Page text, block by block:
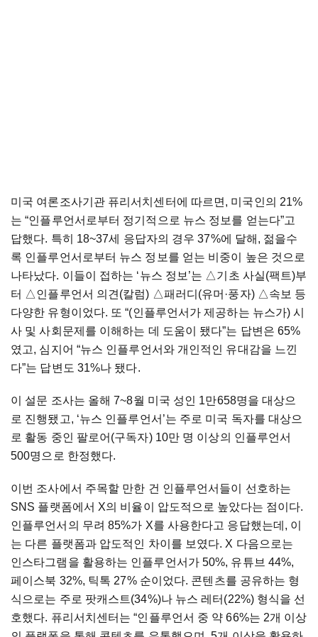
미국 여론조사기관 퓨리서치센터에 따르면, 미국인의 21%
는 “인플루언서로부터 정기적으로 뉴스 정보를 얻는다”고
답했다. 특히 18~37세 응답자의 경우 37%에 달해, 젊을수
록 인플루언서로부터 뉴스 정보를 얻는 비중이 높은 것으로
나타났다. 이들이 접하는 ‘뉴스 정보’는 △기초 사실(팩트)부
터 △인플루언서 의견(칼럼) △패러디(유머·풍자) △속보 등
다양한 유형이었다. 또 “(인플루언서가 제공하는 뉴스가) 시
사 및 사회문제를 이해하는 데 도움이 됐다”는 답변은 65%
였고, 심지어 “뉴스 인플루언서와 개인적인 유대감을 느낀
다”는 답변도 31%나 됐다.
이 설문 조사는 올해 7~8월 미국 성인 1만658명을 대상으
로 진행됐고, ‘뉴스 인플루언서’는 주로 미국 독자를 대상으
로 활동 중인 팔로어(구독자) 10만 명 이상의 인플루언서
500명으로 한정했다.
이번 조사에서 주목할 만한 건 인플루언서들이 선호하는
SNS 플랫폼에서 X의 비율이 압도적으로 높았다는 점이다.
인플루언서의 무려 85%가 X를 사용한다고 응답했는데, 이
는 다른 플랫폼과 압도적인 차이를 보였다. X 다음으로는
인스타그램을 활용하는 인플루언서가 50%, 유튜브 44%,
페이스북 32%, 틱톡 27% 순이었다. 콘텐츠를 공유하는 형
식으로는 주로 팟캐스트(34%)나 뉴스 레터(22%) 형식을 선
호했다. 퓨리서치센터는 “인플루언서 중 약 66%는 2개 이상